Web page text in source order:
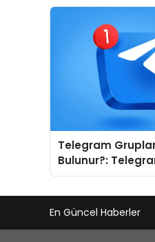
Telegram
Bulunur?:
Kategorilere
En Güncel Haberler